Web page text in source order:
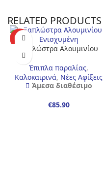
RELATED PRODUCTS
HOT
Ξαπλώστρα Αλουμινίου
Έπιπλα παραλίας,
Καλοκαιρινά, Νέες Αφίξεις
Άμεσα διαθέσιμο
€